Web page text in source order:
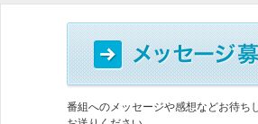
番組へのメッセージや感想などお待ち